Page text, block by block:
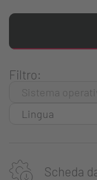
Filtro:
Scheda